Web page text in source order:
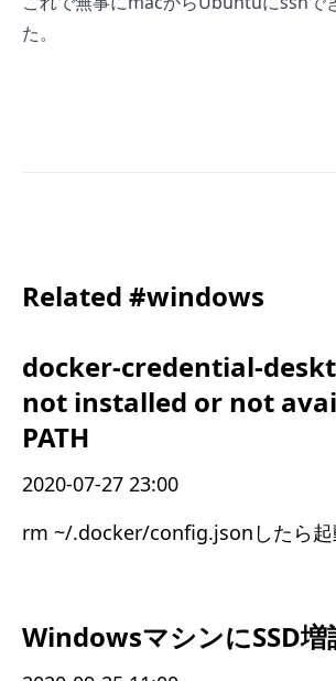
た。
Related #windows
docker-credential-
not installed or not
PATH
2020-07-27 23:00
rm ~/.docker/config.jsonしたら起
WindowsマシンにSSD増